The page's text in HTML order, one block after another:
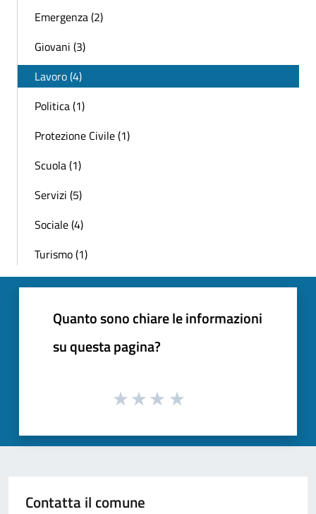
Emergenza (2)
Giovani (3)
Lavoro (4)
Politica (1)
Protezione Civile (1)
Scuola (1)
Servizi (5)
Sociale (4)
Turismo (1)
Quanto sono chiare le informazioni
su questa pagina?
Contatta il comune